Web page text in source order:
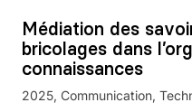
Médiation des
bricolages dans
connaissances
2025 Communication,